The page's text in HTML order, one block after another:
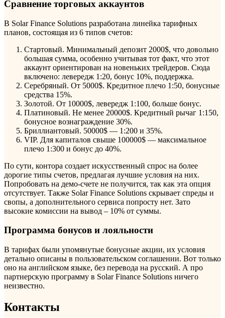
Сравнение торговых аккаунтов
В Solar Finance Solutions разработана линейка тарифных
планов, состоящая из 6 типов счетов:
Стартовый. Минимальный депозит 2000$, что довольно
большая сумма, особенно учитывая тот факт, что этот
аккаунт ориентирован на новеньких трейдеров. Сюда
включено: левередж 1:20, бонус 10%, поддержка.
Серебряный. От 5000$. Кредитное плечо 1:50, бонусные
средства 15%.
Золотой. От 10000$, левередж 1:100, больше бонус.
Платиновый. Не менее 20000$. Кредитный рычаг 1:150,
бонусное вознаграждение 30%.
Бриллиантовый. 50000$ — 1:200 и 35%.
VIP. Для капиталов свыше 100000$ — максимальное
плечо 1:300 и бонус до 40%.
По сути, контора создает искусственный спрос на более
дорогие типы счетов, предлагая лучшие условия на них.
Попробовать на демо-счете не получится, так как эта опция
отсутствует. Также Solar Finance Solutions скрывает спреды и
свопы, а дополнительного сервиса попросту нет. Зато
высокие комиссии на вывод – 10% от суммы.
Программа бонусов и лояльности
В тарифах были упомянутые бонусные акции, их условия
детально описаны в пользовательском соглашении. Вот только
оно на английском языке, без перевода на русский. А про
партнерскую программу в Solar Finance Solutions ничего
неизвестно.
Контакты